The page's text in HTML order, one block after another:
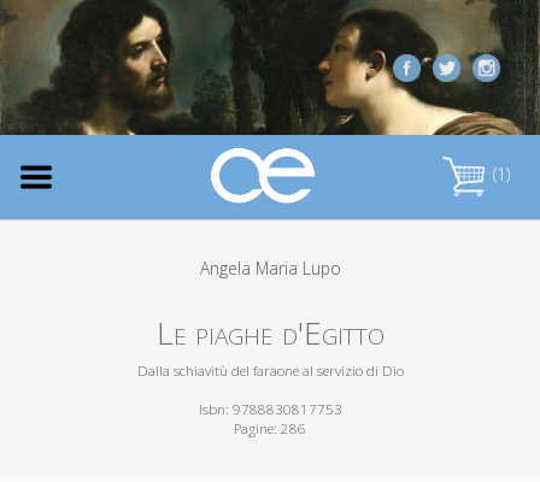
(1)
Angela Maria Lupo
Le piaghe d'Egitto
Dalla schiavitù del faraone al servizio di Dio
Isbn: 9788830817753
Pagine: 286